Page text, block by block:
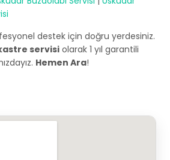
destek için doğru yerdesiniz.
servisi olarak 1 yıl garantili
Hemen Ara!